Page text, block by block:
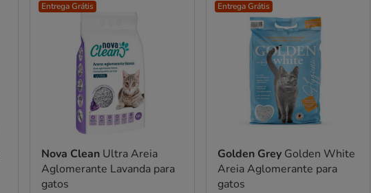
Entrega Grátis
Nova Clean Ultra Areia
Aglomerante Lavanda para
gatos
Entrega Grátis
Golden Grey Golden White
Areia Aglomerante para
gatos